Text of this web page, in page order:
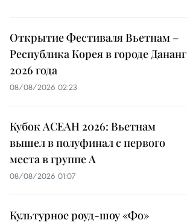
Открытие Фестиваля Вьетнам –
Республика Корея в городе Дананг
2026 года
08/08/2026 02:23
Кубок АСЕАН 2026: Вьетнам
вышел в полуфинал с первого
места в группе A
08/08/2026 01:07
Культурное роуд-шоу «Фо»